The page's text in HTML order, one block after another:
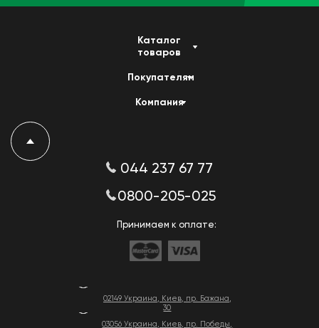
02149 Украина, Киев, пр. Бажана,
30
03056 Украина, Киев, пр. Победы,
Каталог
товаров
Покупателям
Компания
044 237 67 77
0800-205-025
Принимаем к оплате: